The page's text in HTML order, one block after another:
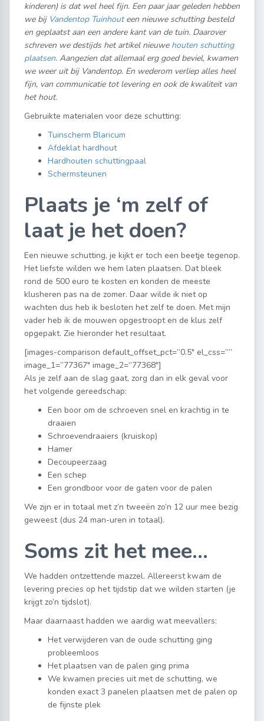
kinderen) is dat wel heel fijn. Een paar jaar geleden hebben
we bij Vandentop Tuinhouteen nieuwe schutting besteld
en geplaatst aan een andere kant van de tuin. Daarover
schreven we destijds het artikel nieuwe houten schutting
plaatsen. Aangezien dat allemaal erg goed beviel, kwamen
we weer uit bij Vandentop. En wederom verliep alles heel
fijn, van communicatie tot levering en ook de kwaliteit van
het hout.
Gebruikte materialen voor deze schutting:
Tuinscherm Blaricum
Afdeklat hardhout
Hardhouten schuttingpaal
Schermsteunen
Plaats je ‘m zelf of
laat je het doen?
Een nieuwe schutting, je kijkt er toch een beetje tegenop.
Het liefste wilden we hem laten plaatsen. Dat bleek
rond de 500 euro te kosten en konden de meeste
klusheren pas na de zomer. Daar wilde ik niet op
wachten dus heb ik besloten het zelf te doen. Met mijn
vader heb ik de mouwen opgestroopt en de klus zelf
opgepakt. Zie hieronder het resultaat.
[images-comparison default_offset_pct=”0.5″ el_css=””
image_1=”77367″ image_2=”77368″]
Als je zelf aan de slag gaat, zorg dan in elk geval voor
het volgende gereedschap:
Een boor om de schroeven snel en krachtig in te
draaien
Schroevendraaiers (kruiskop)
Hamer
Decoupeerzaag
Een schep
Een grondboor voor de gaten voor de palen
We zijn er in totaal met z’n tweeën zo’n 12 uur mee bezig
geweest (dus 24 man-uren in totaal).
Soms zit het mee…
We hadden ontzettende mazzel. Allereerst kwam de
levering precies op het tijdstip dat we wilden starten (je
krijgt zo’n tijdslot).
Maar daarnaast hadden we aardig wat meevallers:
Het verwijderen van de oude schutting ging
probleemloos
Het plaatsen van de palen ging prima
We kwamen precies uit met de schutting, we
konden exact 3 panelen plaatsen met de palen op
de fijnste plek